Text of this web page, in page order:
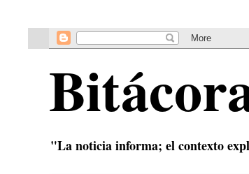
"La noticia informa; el contexto